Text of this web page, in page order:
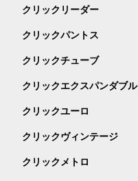
クリックリーダー
クリックパントス
クリックチューブ
クリックエクスパンダブル
クリックユーロ
クリックヴィンテージ
クリックメトロ